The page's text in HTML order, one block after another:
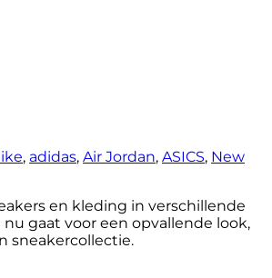
, adidas, Air Jordan, ASICS, New
en kleding in verschillende
gaat voor een opvallende look,
sneakercollectie.